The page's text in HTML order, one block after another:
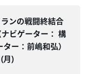
ランの戦闘終結合
ビゲーター： 構
ー：前嶋和弘）
月)